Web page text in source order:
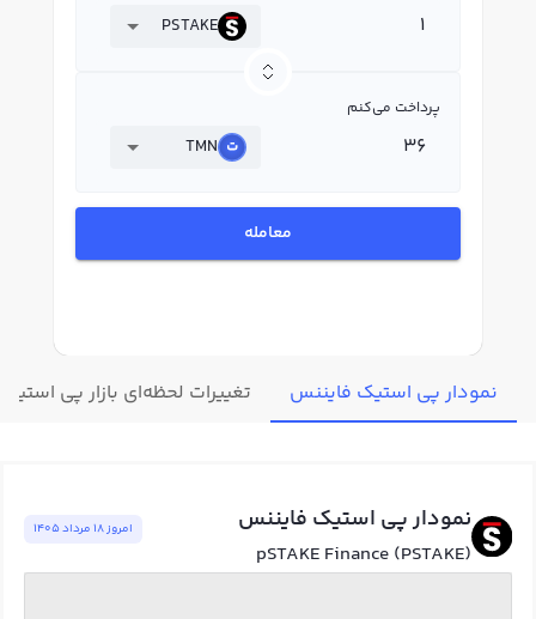
PSTAKE
پرداخت می‌کنم
TMN
معامله
نمودار پی استیک فایننس تغییرات لحظه‌ای بازار پی
نمودار پی استیک فایننس
pSTAKE Finance (PSTAKE)
امروز ١٨ مرداد ١٤٠٥